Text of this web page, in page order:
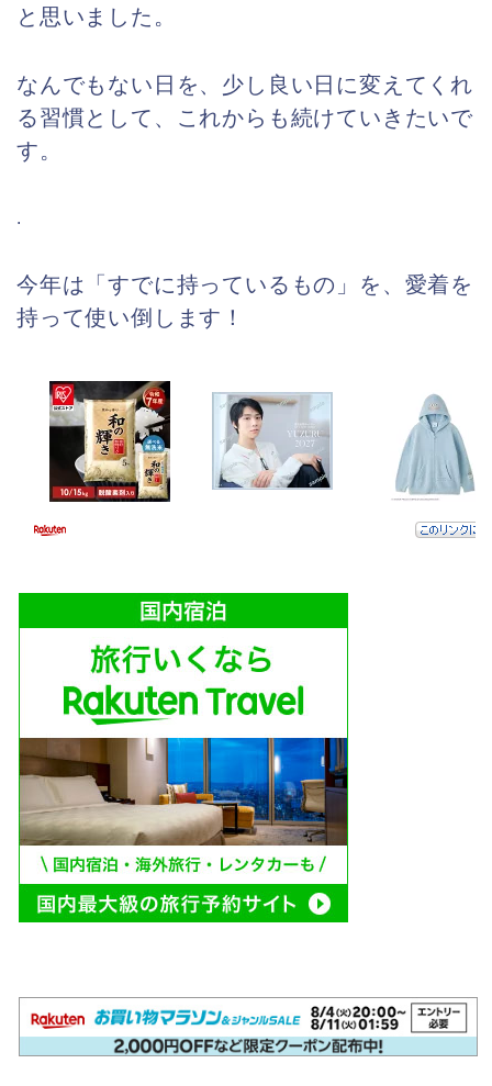
と思いました。
なんでもない日を、少し良い日に変えてくれ
る習慣として、これからも続けていきたいで
す。
.
今年は「すでに持っているもの」を、愛着を
持って使い倒します！